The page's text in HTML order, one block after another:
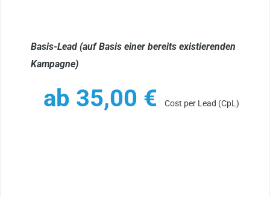
Basis-Lead (auf Basis einer bereits existierenden
Kampagne)
ab 35,00 € Cost per Lead (CpL)